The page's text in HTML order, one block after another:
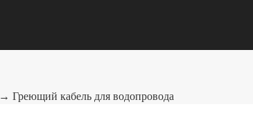
→ Греющий кабель для водопровода